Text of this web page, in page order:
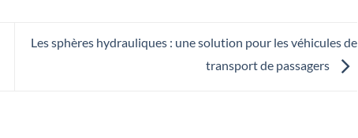
Les sphères hydrauliques : une solution pour les véhicules de
transport de passagers